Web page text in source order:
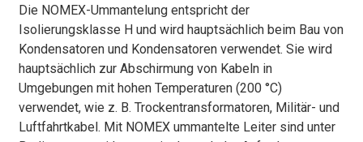
Die NOMEX-Ummantelung entspricht der
Isolierungsklasse H und wird hauptsächlich beim Bau von
Kondensatoren und Kondensatoren verwendet. Sie wird
hauptsächlich zur Abschirmung von Kabeln in
Umgebungen mit hohen Temperaturen (200 °C)
verwendet, wie z. B. Trockentransformatoren, Militär- und
Luftfahrtkabel. Mit NOMEX ummantelte Leiter sind unter